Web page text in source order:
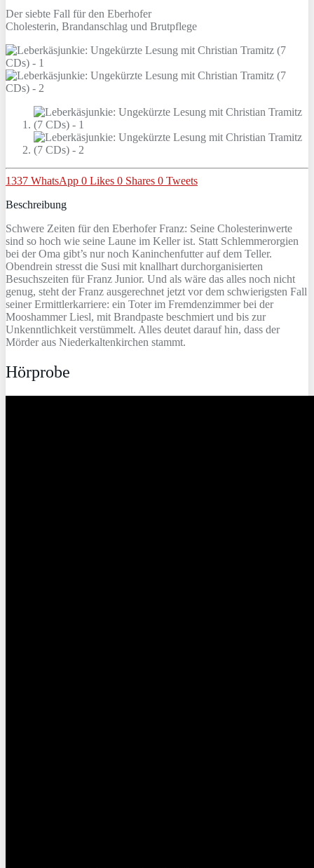
Der siebte Fall für den Eberhofer
Cholesterin, Brandanschlag und Brutpflege
1337 WhatsApp 0 Likes 0 Shares 0 Tweets
Beschreibung
Schwere Zeiten für den Eberhofer Franz: Seine Cholesterinwerte
sind so hoch wie seine Laune im Keller ist. Statt Schlemmerorgien
bei der Oma gibt’s nur noch Kaninchenfutter auf dem Teller.
Obendrein stresst die Susi mit knallhart durchorganisierten
Besuchszeiten für Franz Junior. Und als wäre das alles noch nicht
genug, steht der Franz ausgerechnet jetzt vor dem schwierigsten Fall
seiner Ermittlerkarriere: ein Toter im Fremdenzimmer bei der
Mooshammer Liesl, mit Brandpaste beschmiert und bis zur
Unkenntlichkeit verstümmelt. Alles deutet darauf hin, dass der
Mörder aus Niederkaltenkirchen stammt.
Hörprobe